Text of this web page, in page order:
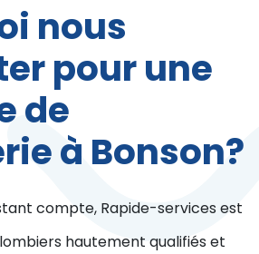
nous
pour une
de
à Bonson?
compte, Rapide-services est
hautement qualifiés et